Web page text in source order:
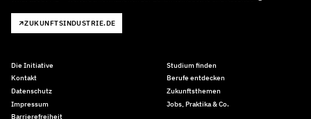
ZUKUNFTSINDUSTRIE.DE
Die Initiative
Kontakt
Datenschutz
Impressum
Barrierefreiheit
Studium finden
Berufe entdecken
Zukunftsthemen
Jobs, Praktika & Co.